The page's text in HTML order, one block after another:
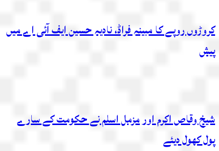
کروڑوں روپے کا مبینہ فراڈ، نادیہ حسین ایف آئی اے میں‌
پیش
شیخ وقاص اکرم اور مزمل اسلم نے حکومت کے سارے
پول کھول دیئے